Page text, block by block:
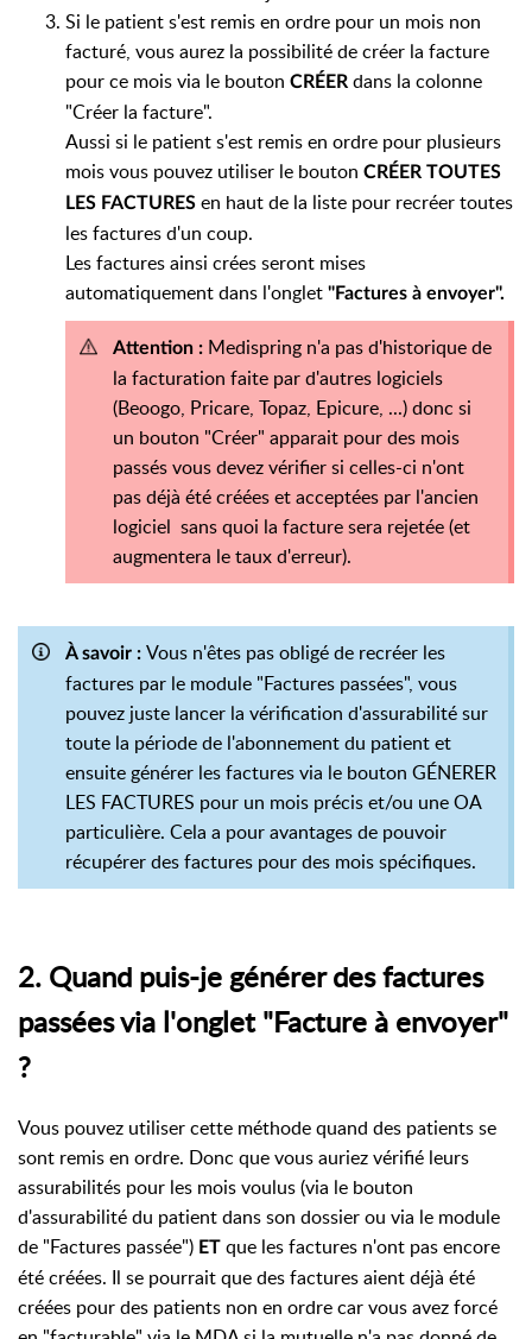
Si le patient s'est remis en ordre pour un mois non
facturé, vous aurez la possibilité de créer la facture
pour ce mois via le bouton CRÉER dans la colonne
"Créer la facture".
Aussi si le patient s'est remis en ordre pour plusieurs
mois vous pouvez utiliser le bouton CRÉER TOUTES
LES FACTURES en haut de la liste pour recréer toutes
les factures d'un coup.
Les factures ainsi crées seront mises
automatiquement dans l'onglet "Factures à envoyer".
Attention : Medispring n'a pas d'historique de
la facturation faite par d'autres logiciels
(Beoogo, Pricare, Topaz, Epicure, ...) donc si
un bouton "Créer" apparait pour des mois
passés vous devez vérifier si celles-ci n'ont
pas déjà été créées et acceptées par l'ancien
logiciel sans quoi la facture sera rejetée (et
augmentera le taux d'erreur).
À savoir : Vous n'êtes pas obligé de recréer les
factures par le module "Factures passées", vous
pouvez juste lancer la vérification d'assurabilité sur
toute la période de l'abonnement du patient et
ensuite générer les factures via le bouton GÉNERER
LES FACTURES pour un mois précis et/ou une OA
particulière. Cela a pour avantages de pouvoir
récupérer des factures pour des mois spécifiques.
2. Quand puis-je générer des factures
passées via l'onglet "Facture à envoyer"
?
Vous pouvez utiliser cette méthode quand des patients se
sont remis en ordre. Donc que vous auriez vérifié leurs
assurabilités pour les mois voulus (via le bouton
d'assurabilité du patient dans son dossier ou via le module
de "Factures passée") ET que les factures n'ont pas encore
été créées. Il se pourrait que des factures aient déjà été
créées pour des patients non en ordre car vous avez forcé